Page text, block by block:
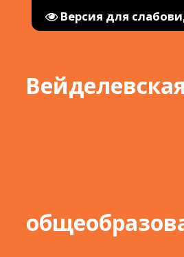
Версия для